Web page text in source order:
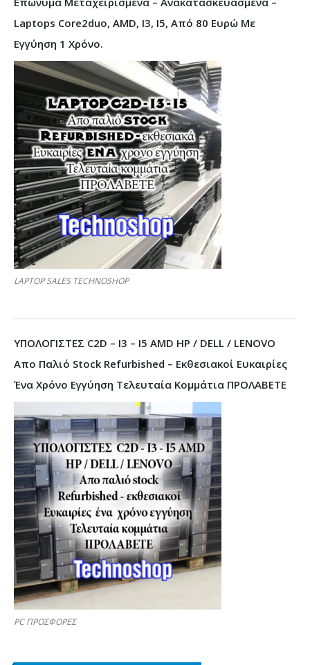
Laptops Core2duo, AMD, I3, I5, Από 80 Ευρώ Με
Εγγύηση 1 Χρόνο.
LAPTOP SALES TECHNOSHOP
ΥΠΟΛΟΓΙΣΤΕΣ C2D – I3 – I5 AMD HP / DELL / LENOVO
Απο Παλιό Stock Refurbished – Εκθεσιακοί Ευκαιρίες
Ένα Χρόνο Εγγύηση Τελευταία Κομμάτια ΠΡΟΛΑΒΕΤΕ
PC ΠΡΟΣΦΟΡΕΣ